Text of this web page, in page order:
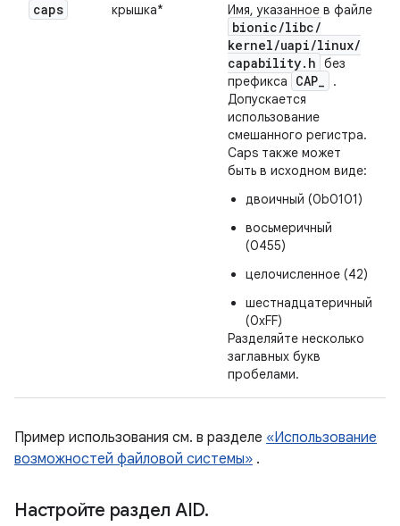
caps крышка* Имя, указанное в файле
bionic/libc/
kernel/uapi/linux/
capability. h без
префикса
CAP_
.
Допускается
использование
смешанного регистра.
Caps также может
быть в исходном виде:
двоичный (0b0101)
восьмеричный
(0455)
целочисленное (42)
шестнадцатеричный
(0xFF)
Разделяйте несколько
заглавных букв
пробелами.
Пример использования см. в разделе «Использование
возможностей файловой системы» .
Настройте раздел AID.